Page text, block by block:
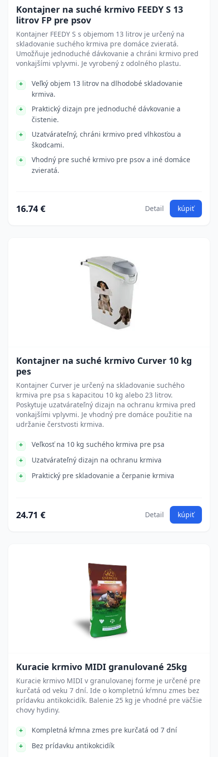
Kontajner na suché krmivo FEEDY S 13
litrov FP pre psov
Kontajner FEEDY S s objemom 13 litrov je určený na
skladovanie suchého krmiva pre domáce zvieratá.
Umožňuje jednoduché dávkovanie a chráni krmivo pred
vonkajšími vplyvmi. Je vyrobený z odolného plastu.
Veľký objem 13 litrov na dlhodobé skladovanie
krmiva.
Praktický dizajn pre jednoduché dávkovanie a
čistenie.
Uzatvárateľný, chráni krmivo pred vlhkosťou a
škodcami.
Vhodný pre suché krmivo pre psov a iné domáce
zvieratá.
16.74 € Detail kúpiť
Kontajner na suché krmivo Curver 10 kg
pes
Kontajner Curver je určený na skladovanie suchého
krmiva pre psa s kapacitou 10 kg alebo 23 litrov.
Poskytuje uzatvárateľný dizajn na ochranu krmiva pred
vonkajšími vplyvmi. Je vhodný pre domáce použitie na
udržanie čerstvosti krmiva.
Veľkosť na 10 kg suchého krmiva pre psa
Uzatvárateľný dizajn na ochranu krmiva
Praktický pre skladovanie a čerpanie krmiva
24.71 € Detail kúpiť
Kuracie krmivo MIDI granulované 25kg
Kuracie krmivo MIDI v granulovanej forme je určené pre
kurčatá od veku 7 dní. Ide o kompletnú kŕmnu zmes bez
prídavku antikokcidík. Balenie 25 kg je vhodné pre väčšie
chovy hydiny.
Kompletná kŕmna zmes pre kurčatá od 7 dní
Bez prídavku antikokcidík